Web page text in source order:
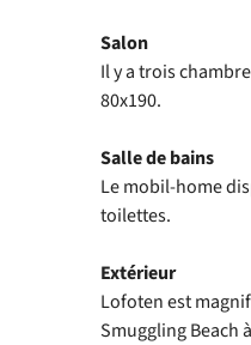
Salon
Il y a trois
80x190.
Salle de bains
Le mobil-home
toilettes.
Extérieur
Lofoten est
Smuggling Beach